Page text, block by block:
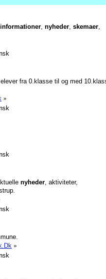
informationer, nyheder, skemaer,
fra 0.klasse til og med
»
nyheder, aktiviteter,
»